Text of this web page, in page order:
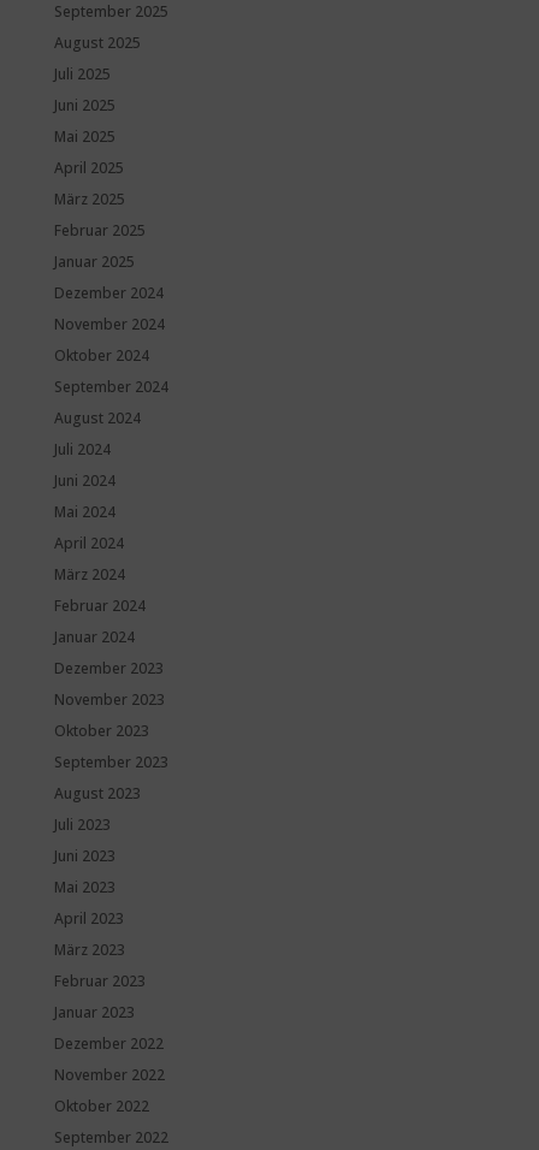
September 2025
August 2025
Juli 2025
Juni 2025
Mai 2025
April 2025
März 2025
Februar 2025
Januar 2025
Dezember 2024
November 2024
Oktober 2024
September 2024
August 2024
Juli 2024
Juni 2024
Mai 2024
April 2024
März 2024
Februar 2024
Januar 2024
Dezember 2023
November 2023
Oktober 2023
September 2023
August 2023
Juli 2023
Juni 2023
Mai 2023
April 2023
März 2023
Februar 2023
Januar 2023
Dezember 2022
November 2022
Oktober 2022
September 2022